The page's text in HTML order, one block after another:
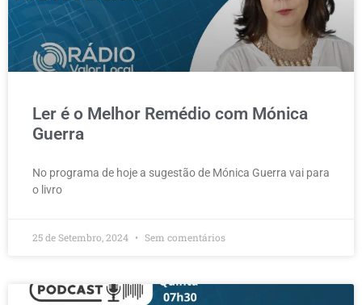
Ler é o Melhor Remédio com Mónica
Guerra
No programa de hoje a sugestão de Mónica Guerra vai para
o livro
25 de Setembro, 2024 Sem comentários